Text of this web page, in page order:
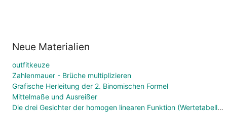
Neue Materialien
outfitkeuze
Zahlenmauer - Brüche multiplizieren
Grafische Herleitung der 2. Binomischen Formel
Mittelmaße und Ausreißer
Die drei Gesichter der homogen linearen Funktion (Wertetabelle, Funktionsgleichung, Graph)